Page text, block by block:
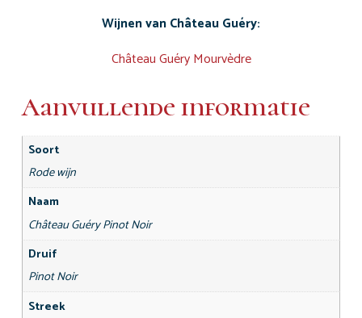
Wijnen van Château Guéry:
Château Guéry Mourvèdre
Aanvullende informatie
Soort
Rode wijn
Naam
Château Guéry Pinot Noir
Druif
Pinot Noir
Streek